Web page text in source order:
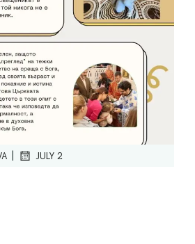
| JULY 2